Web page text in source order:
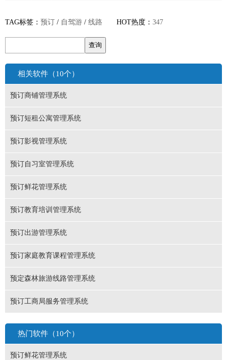
TAG标签： 预订 / 自驾游 / 线路 HOT热度： 347
相关软件（10个）
预订商铺管理系统
预订短租公寓管理系统
预订影视管理系统
预订自习室管理系统
预订鲜花管理系统
预订教育培训管理系统
预订出游管理系统
预订家庭教育课程管理系统
预定森林旅游线路管理系统
预订工商局服务管理系统
热门软件（10个）
预订鲜花管理系统